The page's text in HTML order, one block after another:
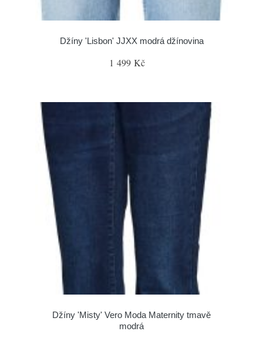
Džíny 'Lisbon' JJXX modrá džínovina
1 499 Kč
Džíny 'Misty' Vero Moda Maternity tmavě
modrá